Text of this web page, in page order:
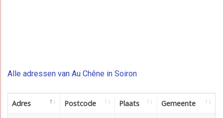
Alle adressen van Au Chêne in Soiron
Adres Postcode Plaats Gemeente